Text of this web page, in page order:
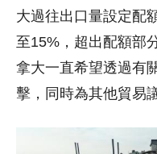
大過往出口量設定配
至15%，超出配額部
拿大一直希望透過有
擊，同時為其他貿易